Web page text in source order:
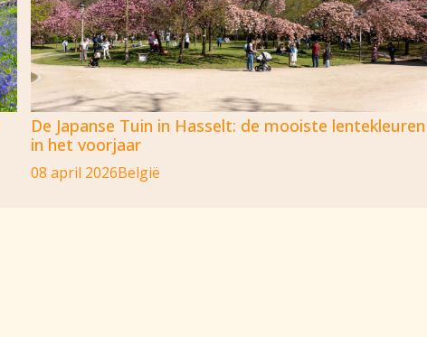
De Japanse Tuin in Hasselt: de mooiste lentekleuren
in het voorjaar
08 april 2026België